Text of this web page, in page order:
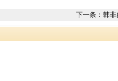
下一条： 韩非